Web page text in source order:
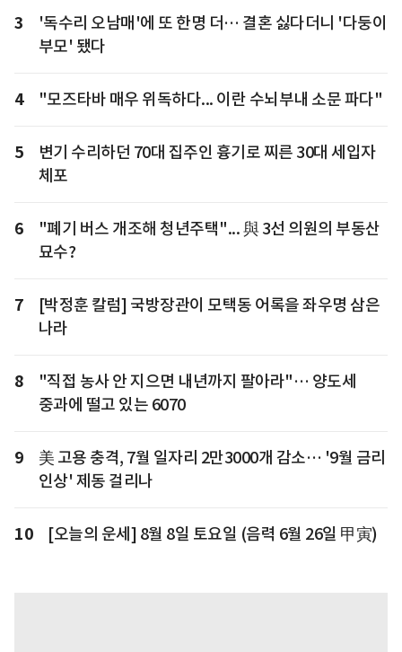
3
'독수리 오남매'에 또 한명 더… 결혼 싫다더니 '다둥이
부모' 됐다
4 "모즈타바 매우 위독하다... 이란 수뇌부내 소문 파다"
5
변기 수리하던 70대 집주인 흉기로 찌른 30대 세입자
체포
6
"폐기 버스 개조해 청년주택"... 與 3선 의원의 부동산
묘수?
7
[박정훈 칼럼] 국방장관이 모택동 어록을 좌우명 삼은
나라
8
"직접 농사 안 지으면 내년까지 팔아라"… 양도세
중과에 떨고 있는 6070
9
美 고용 충격, 7월 일자리 2만3000개 감소… '9월 금리
인상' 제동 걸리나
10 [오늘의 운세] 8월 8일 토요일 (음력 6월 26일 甲寅)